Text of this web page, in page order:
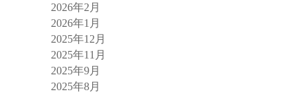
2026年2月
2026年1月
2025年12月
2025年11月
2025年9月
2025年8月